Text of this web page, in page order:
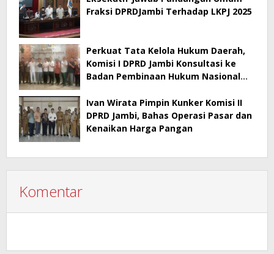
Fraksi DPRDJambi Terhadap LKPJ 2025
Perkuat Tata Kelola Hukum Daerah,
Komisi I DPRD Jambi Konsultasi ke
Badan Pembinaan Hukum Nasional
Ivan Wirata Pimpin Kunker Komisi II
DPRD Jambi, Bahas Operasi Pasar dan
Kenaikan Harga Pangan
Komentar